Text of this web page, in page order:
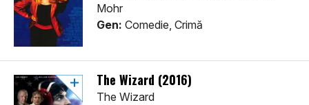
Mohr
Gen: Comedie, Crimă
The Wizard (2016)
The Wizard